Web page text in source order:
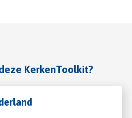
KerkenToolkit?